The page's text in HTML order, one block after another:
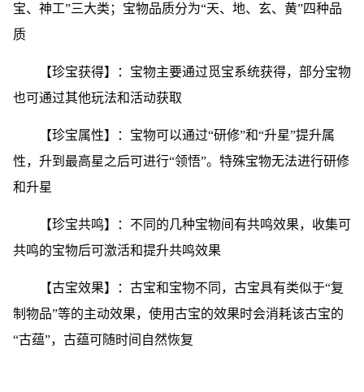
宝、神工”三大类；宝物品质分为“天、地、玄、黄”四种品
质
【珍宝获得】：宝物主要通过觅宝系统获得，部分宝物
也可通过其他玩法和活动获取
【珍宝属性】：宝物可以通过“研修”和“升星”提升属
性，升到最高星之后可进行“领悟”。特殊宝物无法进行研修
和升星
【珍宝共鸣】：不同的几种宝物间有共鸣效果，收集可
共鸣的宝物后可激活和提升共鸣效果
【古宝效果】：古宝和宝物不同，古宝具有类似于“复
制物品”等的主动效果，使用古宝的效果时会消耗该古宝的
“古蕴”，古蕴可随时间自然恢复